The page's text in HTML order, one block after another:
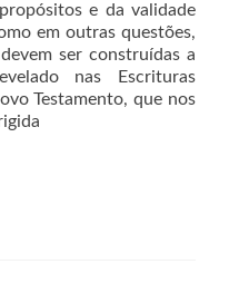
e da validade
em outras questões,
ser construídas a
nas Escrituras
Testamento, que nos